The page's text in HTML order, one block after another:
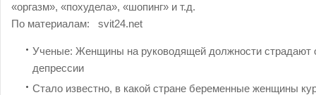
«оргазм», «похудела», «шопинг» и т.д.
По материалам: svit24.net
Ученые: Женщины на руководящей должности страдают
депрессии
Стало известно, в какой стране беременные женщины